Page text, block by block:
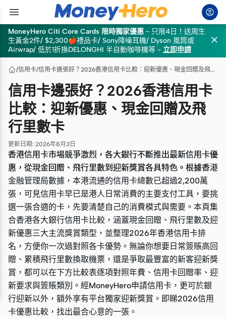
MoneyHero Citi Core Cards 限時獨家優惠 – 只限4日！送周生
生黃金2件/ $2,300🍎禮品卡/ Sony降噪耳機/ Dyson 風筒或
Airwrap/ 低於1折換DELONGHI 半自動咖啡機等 - 立即申請

/信用卡/ 信用卡邊張好？2026香港信用卡比較：迎新優惠、現金回贈及飛行里數卡
信用卡邊張好？2026香港信用卡
比較：迎新優惠、現金回贈及飛
行里數卡
更新日期: 2026年8月3日
香港信用卡市場競爭激烈，各大銀行不斷推出最新信用卡優
惠，從現金回贈、飛行里數到迎新獎賞各具特色。根據香港
金融管理局數據，本港流通的信用卡總數已超過2,200萬
張，可見信用卡早已是港人日常消費的主要支付工具，要挑
選一張合適的卡，先要清楚自己的消費模式與需要。本頁集
合香港各大銀行信用卡比較，涵蓋現金回贈、飛行里數及迎
新優惠三大主流獎賞類型，並整理2026年香港信用卡排
名，方便你一次過對照各卡優勢。無論你想要日常簽賬高回
贈、累積飛行里數換取機票，還是爭取最豐富的新客迎新獎
賞，都可以在下方比較表逐項對照年費、信用卡回贈率、迎
新要求與簽賬類別。經MoneyHero申請信用卡，更可於銀
行迎新以外，額外享有平台獨家迎新獎賞。即睇2026信用
卡優惠比較，找出最合心意的一張。
香港信用卡市場競爭激烈，各大銀行不斷推出最新信用卡優
惠，從現金回贈、飛行里數到迎新獎賞各具特色。根據香港
金融管理局數據，本港流通的信用卡總數已超過2,200萬
張，可見信用卡早已是港人日常消費的主要支付工具，要挑
選一張合適的卡，先要清楚自己的消費模式與需要。本頁集
合香港各大銀行信用卡比較，涵蓋現金回贈、飛行里數及迎
新優惠三大主流獎賞類型，並整理2026年香港信用卡排
名，方便你一次過對照各卡優勢。無論你想要日常簽賬高回
贈、累積飛行里數換取機票，還是爭取最豐富的新客迎新獎
賞，都可以在下方比較表逐項對照年費、信用卡回贈率、迎
新要求與簽賬類別。經MoneyHero申請信用卡，更可於銀
行迎新以外，額外享有平台獨家迎新獎賞。即睇2026信用
卡優惠比較，找出最合心意的一張。